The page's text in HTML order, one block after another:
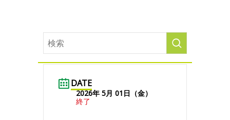
DATE
2026年 5月 01日（金）
終了